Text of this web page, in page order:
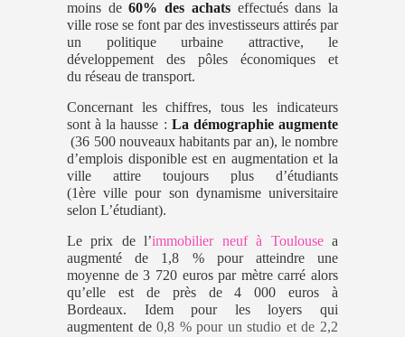
moins de60% des achatseffectués dans la
ville rose se font par des investisseurs attirés par
un politique urbaine attractive, le
développement des pôles économiques et
du réseau de transport.
Concernant les chiffres, tous les indicateurs
sont à la hausse : La démographie augmente
(36 500 nouveaux habitants par an), le nombre
d’emplois disponible est en augmentation et la
ville attire toujours plus d’étudiants
(1ère ville pour son dynamisme universitaire
selon L’étudiant).
Le prix de l’immobilier neuf à Toulousea
augmenté de 1,8 % pour atteindre une
moyenne de 3 720 euros par mètre carré alors
qu’elle est de près de 4 000 euros à
Bordeaux. Idem pour les loyers qui
augmentent de0,8 % pour un studio et de 2,2